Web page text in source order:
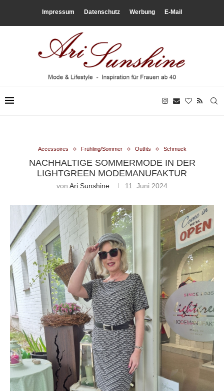
Impressum Datenschutz Werbung E-Mail
Accessoires Frühling/Sommer Outfits Schmuck
NACHHALTIGE SOMMERMODE IN DER
LIGHTGREEN MODEMANUFAKTUR
von Ari Sunshine 11. Juni 2024